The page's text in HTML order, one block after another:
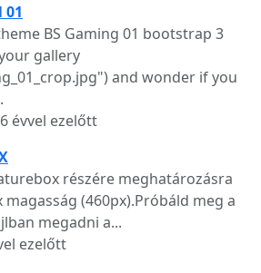
01
BS Gaming 01 bootstrap 3
gallery
and wonder if you
6 évvel ezelőtt
részére meghatározásra
(460px).Próbáld meg a
megadni a...
ezelőtt